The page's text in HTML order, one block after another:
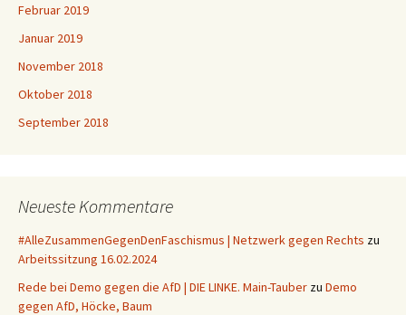
Februar 2019
Januar 2019
November 2018
Oktober 2018
September 2018
Neueste Kommentare
#AlleZusammenGegenDenFaschismus | Netzwerk gegen Rechts zu
Arbeitssitzung 16.02.2024
Rede bei Demo gegen die AfD | DIE LINKE. Main-Tauber zu Demo
gegen AfD, Höcke, Baum